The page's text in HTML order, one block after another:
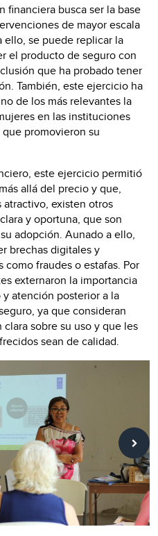
financiera busca ser la base
de mayor escala
ello, se puede replicar la
el producto de seguro con
que ha probado tener
También, este ejercicio ha
de los más relevantes la
en las instituciones
promovieron su
este ejercicio permitió
allá del precio y que,
existen otros
y oportuna, que son
adopción. Aunado a ello,
brechas digitales y
fraudes o estafas. Por
externaron la importancia
atención posterior a la
ya que consideran
sobre su uso y que les
sean de calidad.